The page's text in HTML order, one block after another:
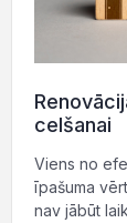
celšanai
Viens no
īpašuma
nav jābūt